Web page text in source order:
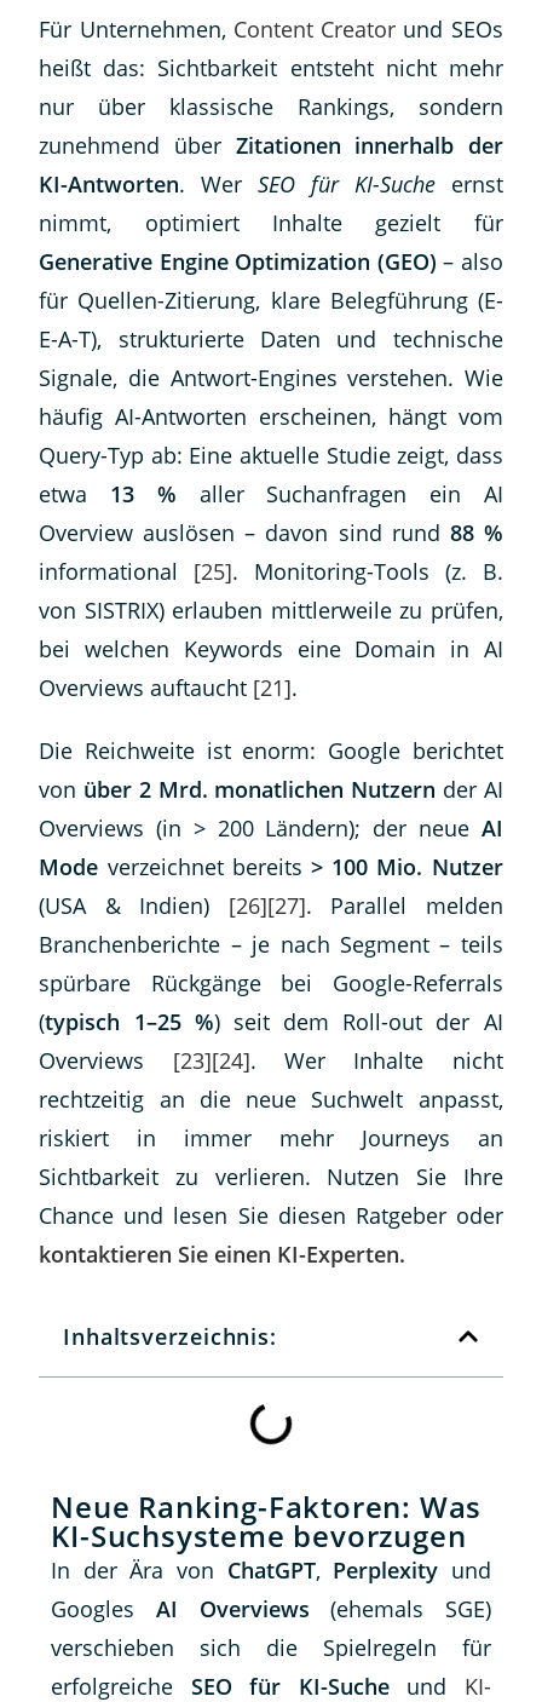
Für Unternehmen, Content Creator und SEOs
heißt das: Sichtbarkeit entsteht nicht mehr
nur über klassische Rankings, sondern
zunehmend über Zitationen innerhalb der
KI-Antworten. WerSEO für KI-Sucheernst
nimmt, optimiert Inhalte gezielt für
Generative Engine Optimization (GEO) – also
für Quellen-Zitierung, klare Belegführung (E-
E-A-T), strukturierte Daten und technische
Signale, die Antwort-Engines verstehen. Wie
häufig AI-Antworten erscheinen, hängt vom
Query-Typ ab: Eine aktuelle Studie zeigt, dass
etwa 13 % aller Suchanfragen ein AI
Overview auslösen – davon sind rund 88 %
informational [25]. Monitoring-Tools (z. B.
von SISTRIX) erlauben mittlerweile zu prüfen,
bei welchen Keywords eine Domain in AI
Overviews auftaucht [21].
Die Reichweite ist enorm: Google berichtet
von über 2 Mrd. monatlichen Nutzern der AI
Overviews (in > 200 Ländern); der neue AI
Mode verzeichnet bereits > 100 Mio. Nutzer
(USA & Indien) [26][27]. Parallel melden
Branchenberichte – je nach Segment – teils
spürbare Rückgänge bei Google-Referrals
(typisch 1–25 %) seit dem Roll-out der AI
Overviews [23][24]. Wer Inhalte nicht
rechtzeitig an die neue Suchwelt anpasst,
riskiert in immer mehr Journeys an
Sichtbarkeit zu verlieren. Nutzen Sie Ihre
Chance und lesen Sie diesen Ratgeber oder
kontaktieren Sie einen KI-Experten.
Inhaltsverzeichnis:
Neue Ranking-Faktoren: Was
KI-Suchsysteme bevorzugen
In der Ära von ChatGPT, Perplexity und
Googles AI Overviews (ehemals SGE)
verschieben sich die Spielregeln für
erfolgreiche SEO für KI-Sucheund KI-